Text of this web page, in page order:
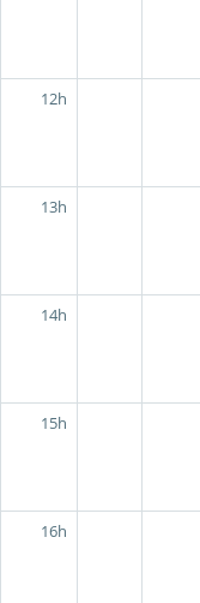
12h
13h
14h
15h
16h